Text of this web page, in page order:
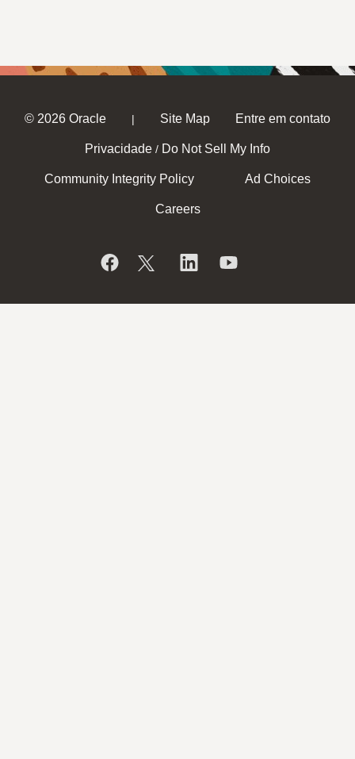
© 2026 Oracle | Site Map Entre em contato
Privacidade / Do Not Sell My Info
Community Integrity Policy Ad Choices
Careers